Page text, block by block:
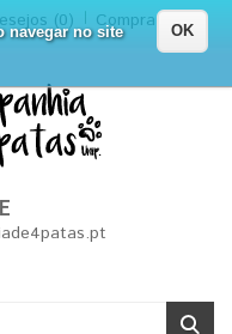
navegar no site
OK
(0) Compra
(NS) DE 0 - 0.00€